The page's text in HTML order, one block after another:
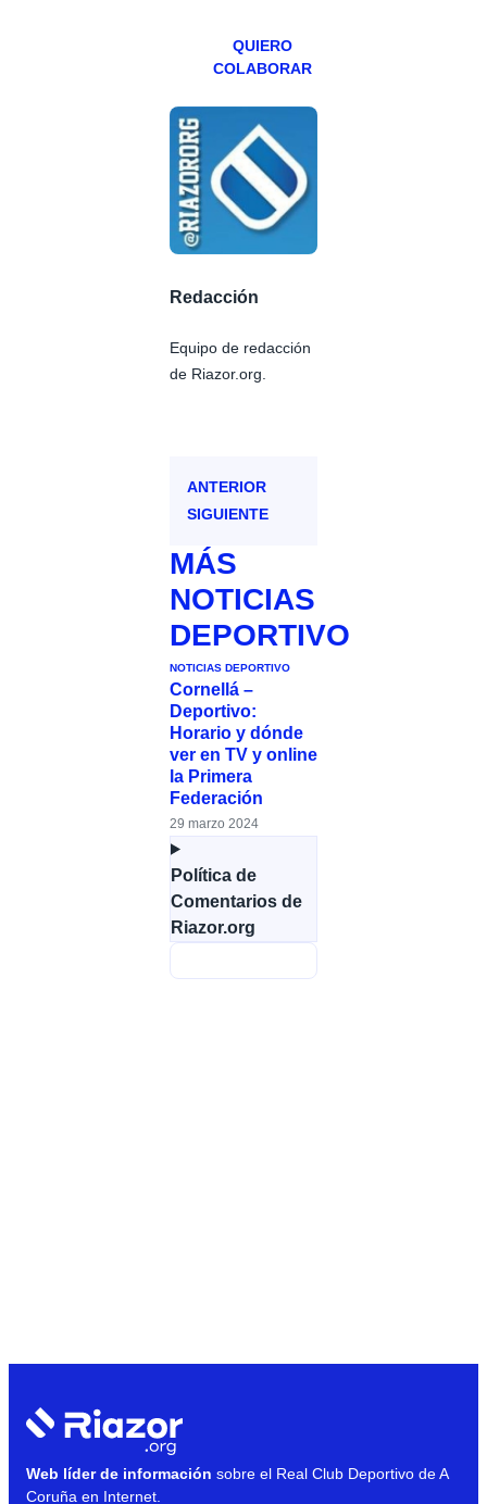
QUIERO
COLABORAR
Redacción
Equipo de redacción
de Riazor.org.
ANTERIOR
SIGUIENTE
MÁS
NOTICIAS
DEPORTIVO
NOTICIAS DEPORTIVO
Cornellá –
Deportivo:
Horario y dónde
ver en TV y online
la Primera
Federación
29 marzo 2024
Política de
Comentarios de
Riazor.org
Web líder de información sobre el Real Club Deportivo de A
Coruña en Internet.